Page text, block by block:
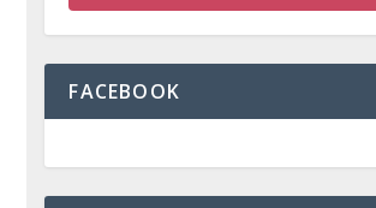
FACEBOOK